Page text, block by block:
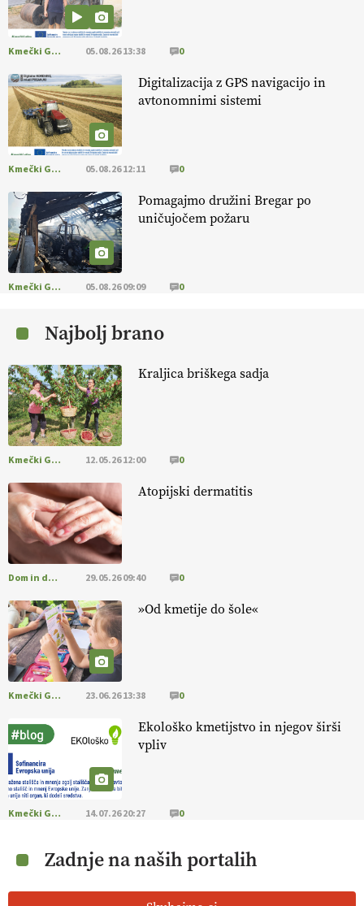
EKOloško = logično: ekološka kmetija
ALTENBAHER
EKOloško = logično: ekološko oljarstvo
MORGAN
EKOloško = logično: ekološka kmetija
FREŠER
KMETIJSKA LIGA PRVAKOV: POMLADITEV
KMETIJSKE EKIPE
KMETIJSKA LIGA PRVAKOV: UKRAJINA vs.
EVROPA
EKOloško = logično: ekološka kmetija
EKOloško = logično: VLOG Okus je
pomembnejši od izgleda
EKOloško = logično: ekološka kmetija PR'
RAKARI
Kmečki Glas 05.08.26 13:38 0
Digitalizacija z GPS navigacijo in
avtonomnimi sistemi
Kmečki Glas 05.08.26 12:11 0
Pomagajmo družini Bregar po
uničujočem požaru
Kmečki Glas 05.08.26 09:09 0
Najbolj brano
Kraljica briškega sadja
Kmečki Glas 12.05.26 12:00 0
Atopijski dermatitis
Dom in družina 29.05.26 09:40 0
»Od kmetije do šole«
Kmečki Glas 23.06.26 13:38 0
Ekološko kmetijstvo in njegov širši
vpliv
Kmečki Glas 14.07.26 20:27 0
Zadnje na naših portalih